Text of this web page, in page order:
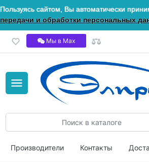
Пользуясь сайтом, Вы автоматически
передачи и обработки персональных
Мы в Мах
Производители Контакты